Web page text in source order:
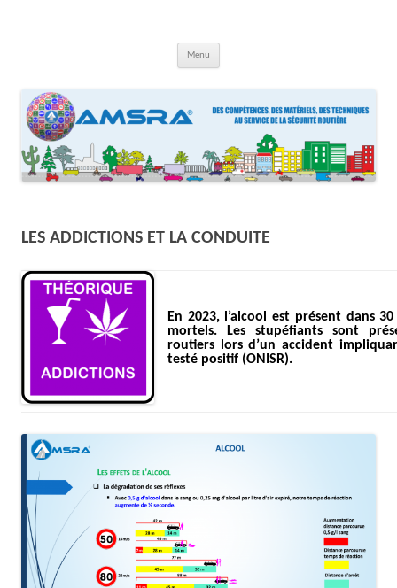
Menu
LES ADDICTIONS ET LA CONDUITE
En 2023, l’alcool est présent dans
mortels. Les stupéfiants sont
routiers lors d’un accident
testé positif (ONISR).